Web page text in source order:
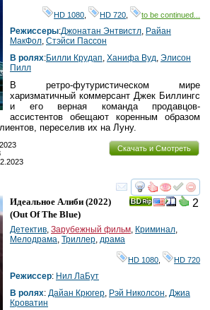
HD 1080 HD 720 to be continued...
Режиссеры:Джонатан Энтвистл Райан
МакФол Стэйси Пассон
В ролях:Билли Крудап Ханифа Вуд Элисон
Пилл
В ретро-футуристическом мире
харизматичный коммерсант Джек Биллингс
и его верная команда продавцов-
ассистентов обещают коренным образом
переселив их на Луну.
Скачать и Смотреть
смотреть
2
Идеальное Алиби (2022)
(Out Of The Blue)
Детектив Зарубежный фильм Криминал
Мелодрама Триллер драма
HD 1080 HD 720
Режиссер: Нил ЛаБут
В ролях: Дайан Крюгер Рэй Николсон Джиа
Кроватин